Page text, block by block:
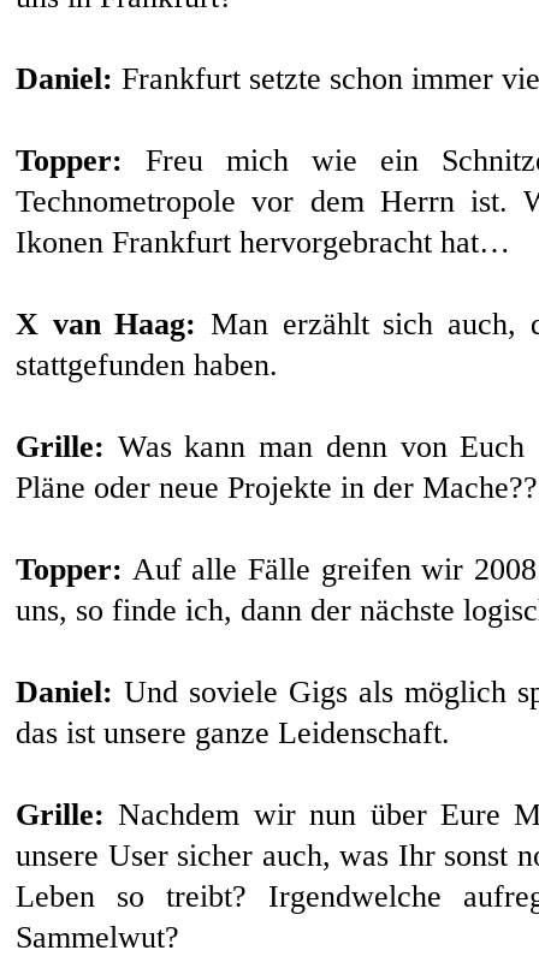
Daniel: Frankfurt setzte schon immer
Topper: Freu mich wie ein
Technometropole vor dem Herrn ist.
Ikonen Frankfurt hervorgebracht hat…
X van Haag: Man erzählt sich auch,
stattgefunden haben.
Grille: Was kann man denn von
Pläne oder neue Projekte in der Mache??
Topper: Auf alle Fälle greifen wir
uns, so finde ich, dann der nächste
Daniel: Und soviele Gigs als möglich
das ist unsere ganze Leidenschaft.
Grille: Nachdem wir nun über Eure
unsere User sicher auch, was Ihr sonst
Leben so treibt? Irgendwelche
Sammelwut?